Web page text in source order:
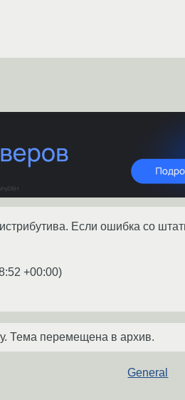
Если ошибка со
+00:00)
Тема перемещена в архив.
General